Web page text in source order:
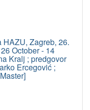
Zagreb, 26.
October - 14
Kralj ; predgovor
Ercegović ;